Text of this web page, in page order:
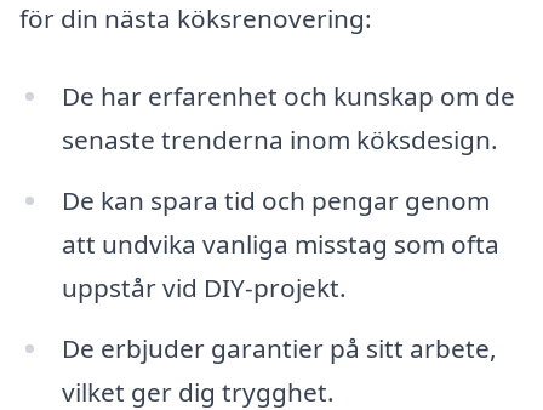
för din nästa köksrenovering:
De har erfarenhet och kunskap om de
senaste trenderna inom köksdesign.
De kan spara tid och pengar genom
att undvika vanliga misstag som ofta
uppstår vid DIY-projekt.
De erbjuder garantier på sitt arbete,
vilket ger dig trygghet.